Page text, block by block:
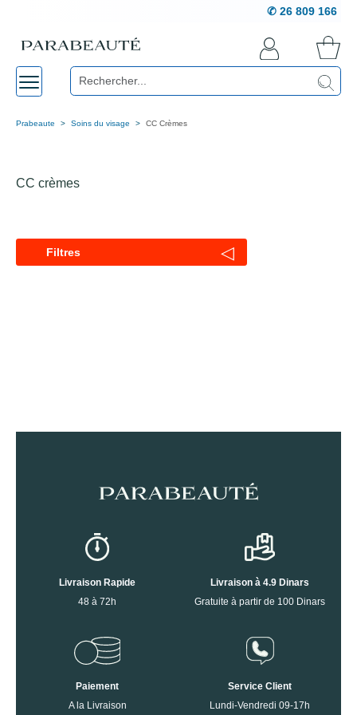
✆ 26 809 166
Prabeaute Soins du visage CC Crèmes
CC crèmes
Filtres ◁
Livraison Rapide
48 à 72h
Livraison à 4.9 Dinars
Gratuite à partir de 100 Dinars
Paiement
A la Livraison
Service Client
Lundi-Vendredi 09-17h